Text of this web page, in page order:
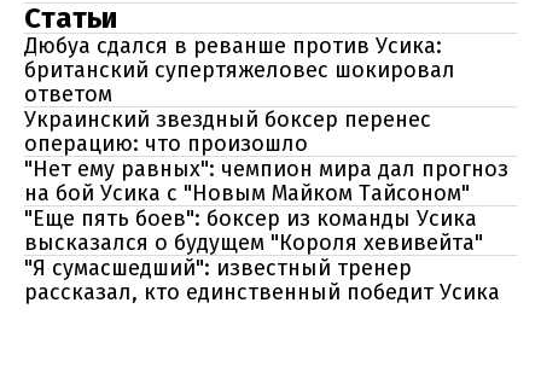
Статьи
Дюбуа сдался в реванше против Усика:
британский супертяжеловес шокировал
ответом
Украинский звездный боксер перенес
операцию: что произошло
"Нет ему равных": чемпион мира дал прогноз
на бой Усика с "Новым Майком Тайсоном"
"Еще пять боев": боксер из команды Усика
высказался о будущем "Короля хевивейта"
"Я сумасшедший": известный тренер
рассказал, кто единственный победит Усика